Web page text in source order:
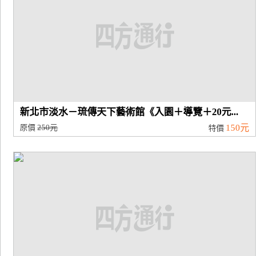
計
商
新北市淡水－琉傳天下藝術館《入園＋導覽＋20元...
原價250元 特價 150元